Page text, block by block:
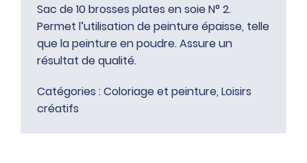
Sac de 10 brosses plates en soie N° 2.
Permet l’utilisation de peinture épaisse, telle
que la peinture en poudre. Assure un
résultat de qualité.
Catégories :Coloriage et peinture, Loisirs
créatifs